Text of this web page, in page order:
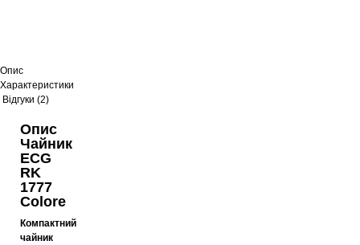
Опис
Характеристики
Відгуки (2)
Опис
Чайник
ECG
RK
1777
Colore
Компактний
чайник